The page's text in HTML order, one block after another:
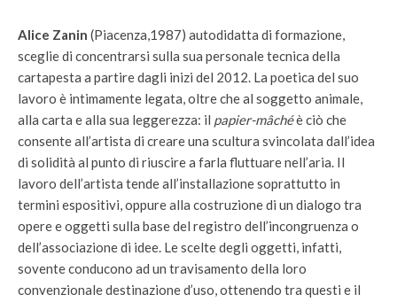
Alice Zanin (Piacenza,1987) autodidatta di formazione,
sceglie di concentrarsi sulla sua personale tecnica della
cartapesta a partire dagli inizi del 2012. La poetica del suo
lavoro è intimamente legata, oltre che al soggetto animale,
alla carta e alla sua leggerezza: il papier-mâchéè ciò che
consente all’artista di creare una scultura svincolata dall’idea
di solidità al punto di riuscire a farla fluttuare nell’aria. Il
lavoro dell’artista tende all’installazione soprattutto in
termini espositivi, oppure alla costruzione di un dialogo tra
opere e oggetti sulla base del registro dell’incongruenza o
dell’associazione di idee. Le scelte degli oggetti, infatti,
sovente conducono ad un travisamento della loro
convenzionale destinazione d’uso, ottenendo tra questi e il